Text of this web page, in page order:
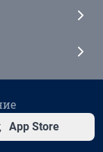
App Store